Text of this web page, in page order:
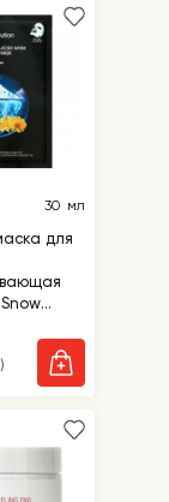
30 мл
для
Snow